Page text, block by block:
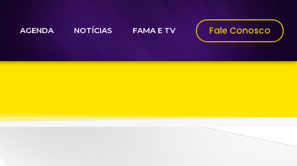
AGENDA NOTÍCIAS FAMA E TV Fale Conosco